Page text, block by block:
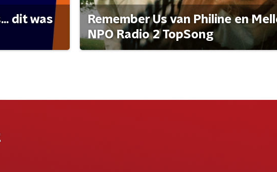
dit was
Remember Us van Philine en
NPO Radio 2 TopSong